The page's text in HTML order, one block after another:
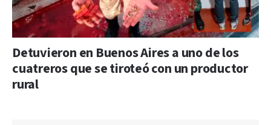
Detuvieron en Buenos Aires a uno de los
cuatreros que se tiroteó con un productor
rural